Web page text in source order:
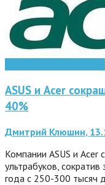
ASUS и Acer
40%
Дмитрий Клюшин,
Компании ASUS и Acer
ультрабуков,
года с 250-300 тысяч